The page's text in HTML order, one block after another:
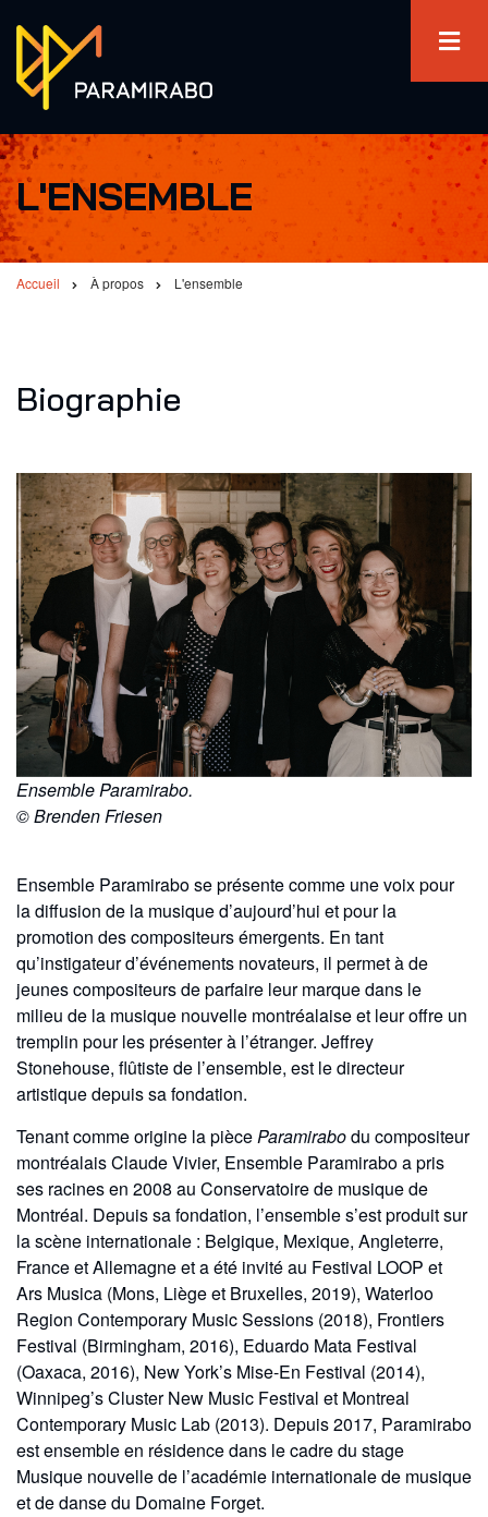
contenu
principal
L'ENSEMBLE
Accueil À propos L'ensemble
Biographie
Ensemble Paramirabo se présente comme une voix pour
la diffusion de la musique d’aujourd’hui et pour la
promotion des compositeurs émergents. En tant
qu’instigateur d’événements novateurs, il permet à de
jeunes compositeurs de parfaire leur marque dans le
milieu de la musique nouvelle montréalaise et leur offre un
tremplin pour les présenter à l’étranger. Jeffrey
Stonehouse, flûtiste de l’ensemble, est le directeur
artistique depuis sa fondation.
Tenant comme origine la pièceParamirabodu compositeur
montréalais Claude Vivier, Ensemble Paramirabo a pris
ses racines en 2008 au Conservatoire de musique de
Montréal. Depuis sa fondation, l’ensemble s’est produit sur
la scène internationale : Belgique, Mexique, Angleterre,
France et Allemagne et a été invité au Festival LOOP et
Ars Musica (Mons, Liège et Bruxelles, 2019), Waterloo
Region Contemporary Music Sessions (2018), Frontiers
Festival (Birmingham, 2016), Eduardo Mata Festival
(Oaxaca, 2016), New York’s Mise-En Festival (2014),
Winnipeg’s Cluster New Music Festival et Montreal
Contemporary Music Lab (2013). Depuis 2017, Paramirabo
est ensemble en résidence dans le cadre du stage
Musique nouvelle de l’académie internationale de musique
et de danse du Domaine Forget.
Ensemble Paramirabo.
© Brenden Friesen